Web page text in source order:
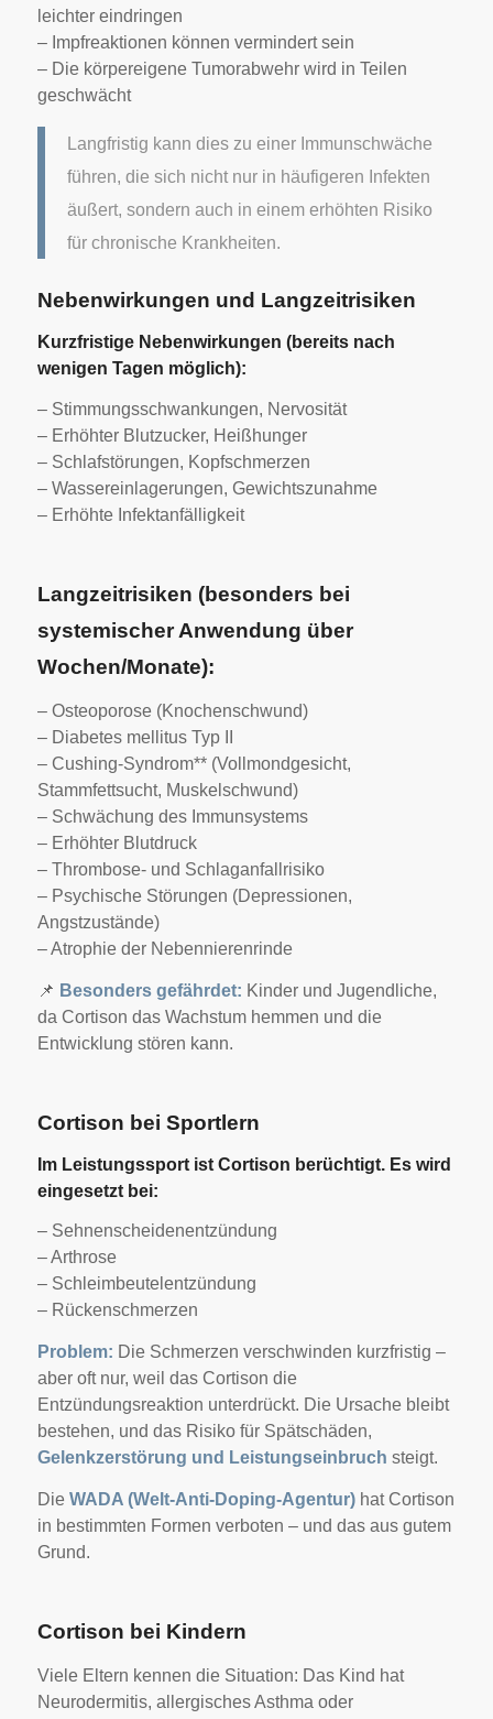
leichter eindringen
– Impfreaktionen können vermindert sein
– Die körpereigene Tumorabwehr wird in Teilen
geschwächt
Langfristig kann dies zu einer Immunschwäche
führen, die sich nicht nur in häufigeren Infekten
äußert, sondern auch in einem erhöhten Risiko
für chronische Krankheiten.
Nebenwirkungen und Langzeitrisiken
Kurzfristige Nebenwirkungen (bereits nach
wenigen Tagen möglich):
– Stimmungsschwankungen, Nervosität
– Erhöhter Blutzucker, Heißhunger
– Schlafstörungen, Kopfschmerzen
– Wassereinlagerungen, Gewichtszunahme
– Erhöhte Infektanfälligkeit
Langzeitrisiken (besonders bei
systemischer Anwendung über
Wochen/Monate):
– Osteoporose (Knochenschwund)
– Diabetes mellitus Typ II
– Cushing-Syndrom** (Vollmondgesicht,
Stammfettsucht, Muskelschwund)
– Schwächung des Immunsystems
– Erhöhter Blutdruck
– Thrombose- und Schlaganfallrisiko
– Psychische Störungen (Depressionen,
Angstzustände)
– Atrophie der Nebennierenrinde
📌 Besonders gefährdet: Kinder und Jugendliche,
da Cortison das Wachstum hemmen und die
Entwicklung stören kann.
Cortison bei Sportlern
Im Leistungssport ist Cortison berüchtigt. Es wird
eingesetzt bei:
– Sehnenscheidenentzündung
– Arthrose
– Schleimbeutelentzündung
– Rückenschmerzen
Problem: Die Schmerzen verschwinden kurzfristig –
aber oft nur, weil das Cortison die
Entzündungsreaktion unterdrückt. Die Ursache bleibt
bestehen, und das Risiko für Spätschäden,
Gelenkzerstörung und Leistungseinbruch steigt.
Die WADA (Welt-Anti-Doping-Agentur)hat Cortison
in bestimmten Formen verboten – und das aus gutem
Grund.
Cortison bei Kindern
Viele Eltern kennen die Situation: Das Kind hat
Neurodermitis, allergisches Asthma oder